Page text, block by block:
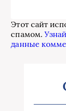
Этот сайт
спамом.
данные